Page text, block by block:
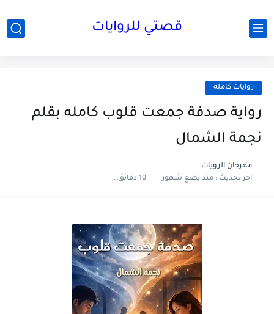
قصتي للروايات
روايات كامله
رواية صدفة جمعت قلوب كامله بقلم
نجمة الشمال
مهرجان الرويات
اخر تحديث :منذ بضع شهور 10 دقائق للقراءة